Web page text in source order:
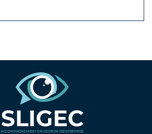
SLIGEC
ACCOMPAGNEMENT EN GESTION D'ENTREPRISE